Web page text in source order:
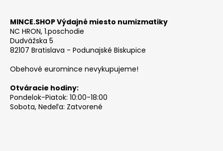
MINCE.SHOP Výdajné miesto numizmatiky
NC HRON, 1.poschodie
Dudvážska 5
82107 Bratislava - Podunajské Biskupice
Obehové euromince nevykupujeme!
Otváracie hodiny:
Pondelok-Piatok: 10:00-18:00
Sobota, Nedeľa: Zatvorené